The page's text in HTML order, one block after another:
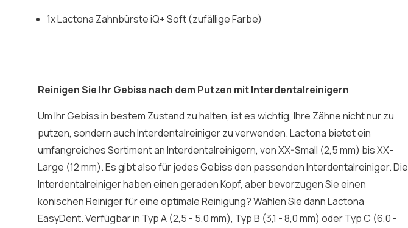
1x Lactona Zahnbürste iQ+ Soft (zufällige Farbe)
Reinigen Sie Ihr Gebiss nach dem Putzen mit Interdentalreinigern
Um Ihr Gebiss in bestem Zustand zu halten, ist es wichtig, Ihre Zähne nicht nur zu
putzen, sondern auch Interdentalreiniger zu verwenden. Lactona bietet ein
umfangreiches Sortiment an Interdentalreinigern, von XX-Small (2,5 mm) bis XX-
Large (12 mm). Es gibt also für jedes Gebiss den passenden Interdentalreiniger. Die
Interdentalreiniger haben einen geraden Kopf, aber bevorzugen Sie einen
konischen Reiniger für eine optimale Reinigung? Wählen Sie dann Lactona
EasyDent. Verfügbar in Typ A (2,5 - 5,0 mm), Typ B (3,1 - 8,0 mm) oder Typ C (6,0 -